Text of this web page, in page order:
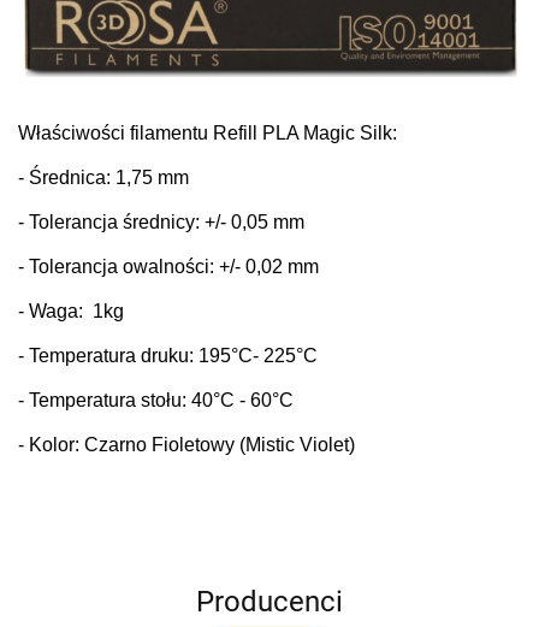
Właściwości filamentu Refill PLA Magic Silk:
- Średnica: 1,75 mm
- Tolerancja średnicy: +/- 0,05 mm
- Tolerancja owalności: +/- 0,02 mm
- Waga: 1kg
- Temperatura druku: 195°C- 225°C
- Temperatura stołu: 40°C - 60°C
- Kolor: Czarno Fioletowy (Mistic Violet)
Producenci